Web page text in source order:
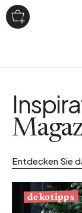
Entdecken Sie
dekotipps